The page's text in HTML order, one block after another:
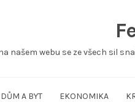
našem webu se ze všech sil
DŮM A BYT EKONOMIKA